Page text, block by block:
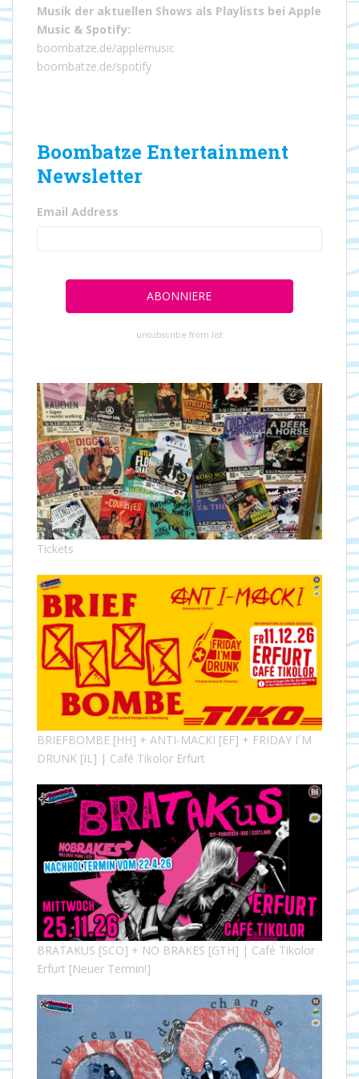
Musik der aktuellen Shows als Playlists bei Apple
Music & Spotify:
boombatze.de/applemusic
boombatze.de/spotify
Boombatze Entertainment
Newsletter
Email Address
unsubscribe from list
Tickets
BRIEFBOMBE [HH] + ANTI-MACKI [EF] + FRIDAY I´M
DRUNK [IL] | Café Tikolor Erfurt
BRATAKUS [SCO] + NO BRAKES [GTH] | Café Tikolor
Erfurt [Neuer Termin!]